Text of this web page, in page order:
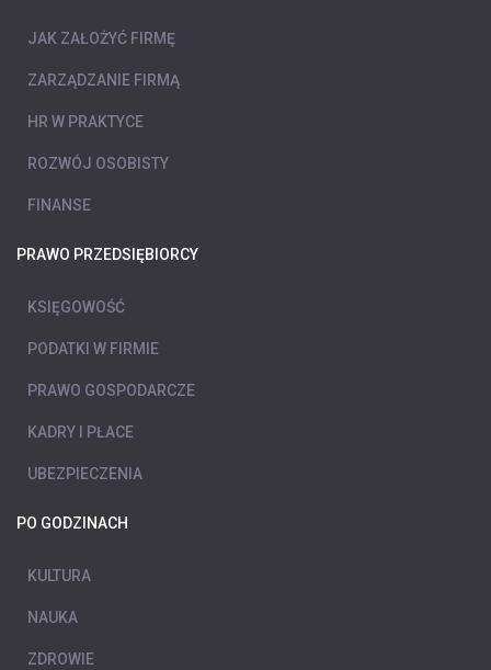
JAK ZAŁOŻYĆ FIRMĘ
ZARZĄDZANIE FIRMĄ
HR W PRAKTYCE
ROZWÓJ OSOBISTY
FINANSE
PRAWO PRZEDSIĘBIORCY
KSIĘGOWOŚĆ
PODATKI W FIRMIE
PRAWO GOSPODARCZE
KADRY I PŁACE
UBEZPIECZENIA
PO GODZINACH
KULTURA
NAUKA
ZDROWIE